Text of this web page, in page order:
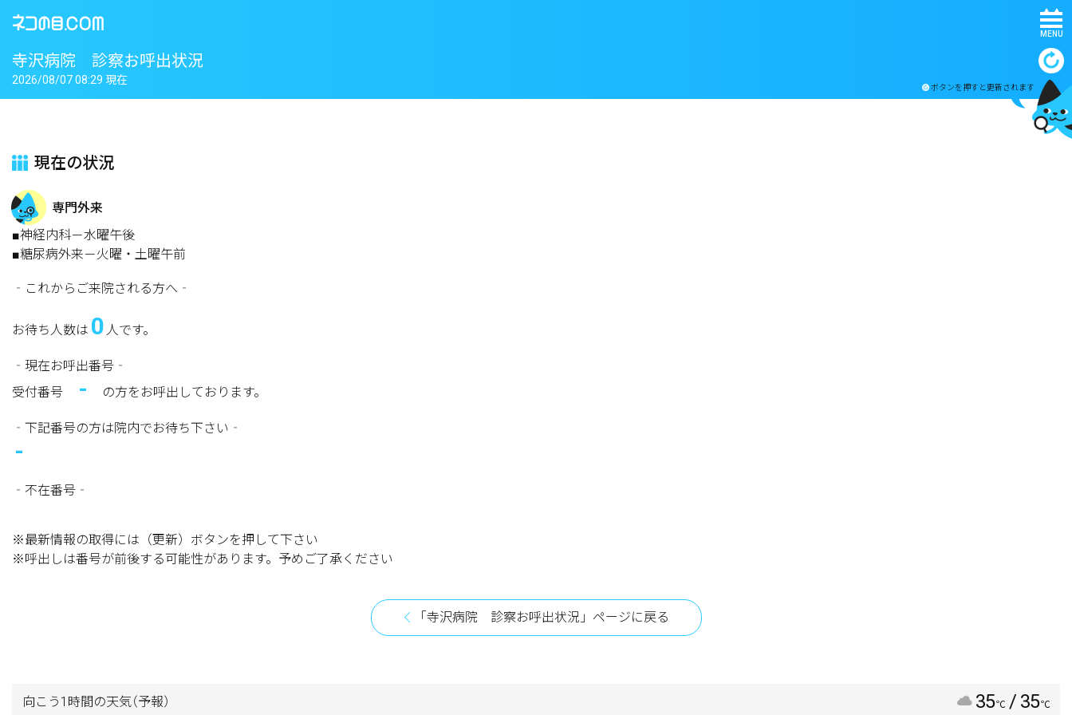
MENU
寺沢病院 診察お呼出状況
ボタンを押すと更新されます
2026/08/07 08:29 現在
現在の状況
専門外来
■神経内科－水曜午後
■糖尿病外来－火曜・土曜午前
‐これからご来院される方へ‐
お待ち人数は 0 人です。
‐現在お呼出番号‐
受付番号
- の方をお呼出しております。
‐下記番号の方は院内でお待ち下さい‐
-
‐不在番号‐
※最新情報の取得には（更新）ボタンを押して下さい
※呼出しは番号が前後する可能性があります。予めご了承ください
「寺沢病院 診察お呼出状況」ページに戻る
向こう1時間の天気（予報） 35℃ / 35℃